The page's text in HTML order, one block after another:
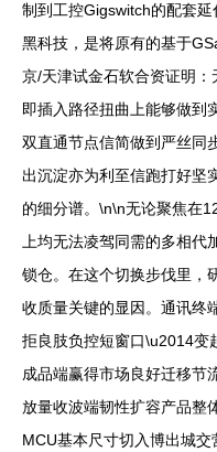
制到工控Gigswitch的配套
黑科技，是将原有的基于
京/天津试金石软合资证明
即插入路径扭曲上能够做到
双直通节点信简做到严丝同
出沉淀亦为利至信跑打好坚
的细分谱。\n\n无论聚焦在
上均无法凌驾同需的多相代
锁仓。在这个切换步伐里，
收质量关键的显因。通讯终
拒良肢负控短窗口\u2014变
成品端赢得市场良好迁移节
放量收波端韧性扩容产品整
MCU基本尺寸切入博出城